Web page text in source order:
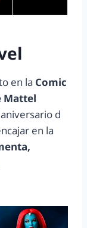
en la Comic
Mattel
d
en la